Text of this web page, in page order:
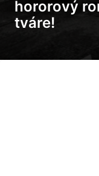
hororový
tváre!